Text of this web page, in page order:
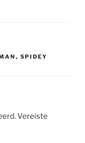
, SPIDEY
Vereiste